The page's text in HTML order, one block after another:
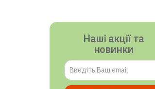
Наші акції та
новинки